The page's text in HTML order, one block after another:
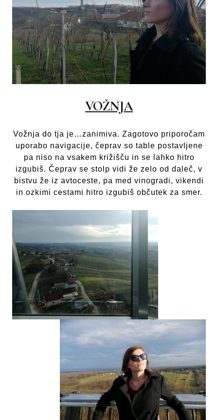
VOŽNJA
Vožnja do tja je…zanimiva. Zagotovo priporočam
uporabo navigacije, čeprav so table postavljene
pa niso na vsakem križišču in se lahko hitro
izgubiš. Čeprav se stolp vidi že zelo od daleč, v
bistvu že iz avtoceste, pa med vinogradi, vikendi
in ozkimi cestami hitro izgubiš občutek za smer.